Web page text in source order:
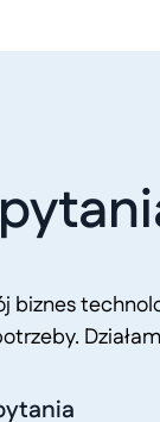
biznes